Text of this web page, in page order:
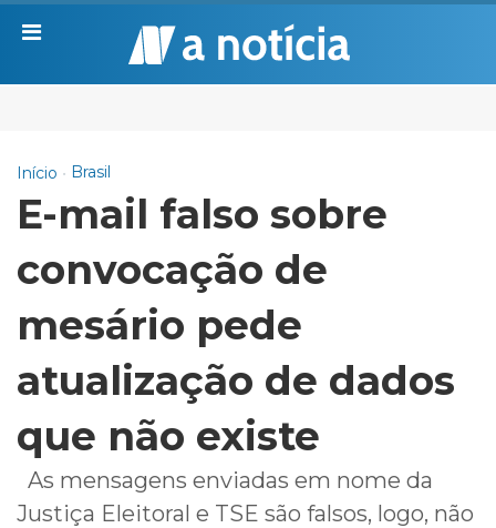
Início Brasil
E-mail falso sobre
convocação de
mesário pede
atualização de dados
que não existe
As mensagens enviadas em nome da
Justiça Eleitoral e TSE são falsos, logo, não